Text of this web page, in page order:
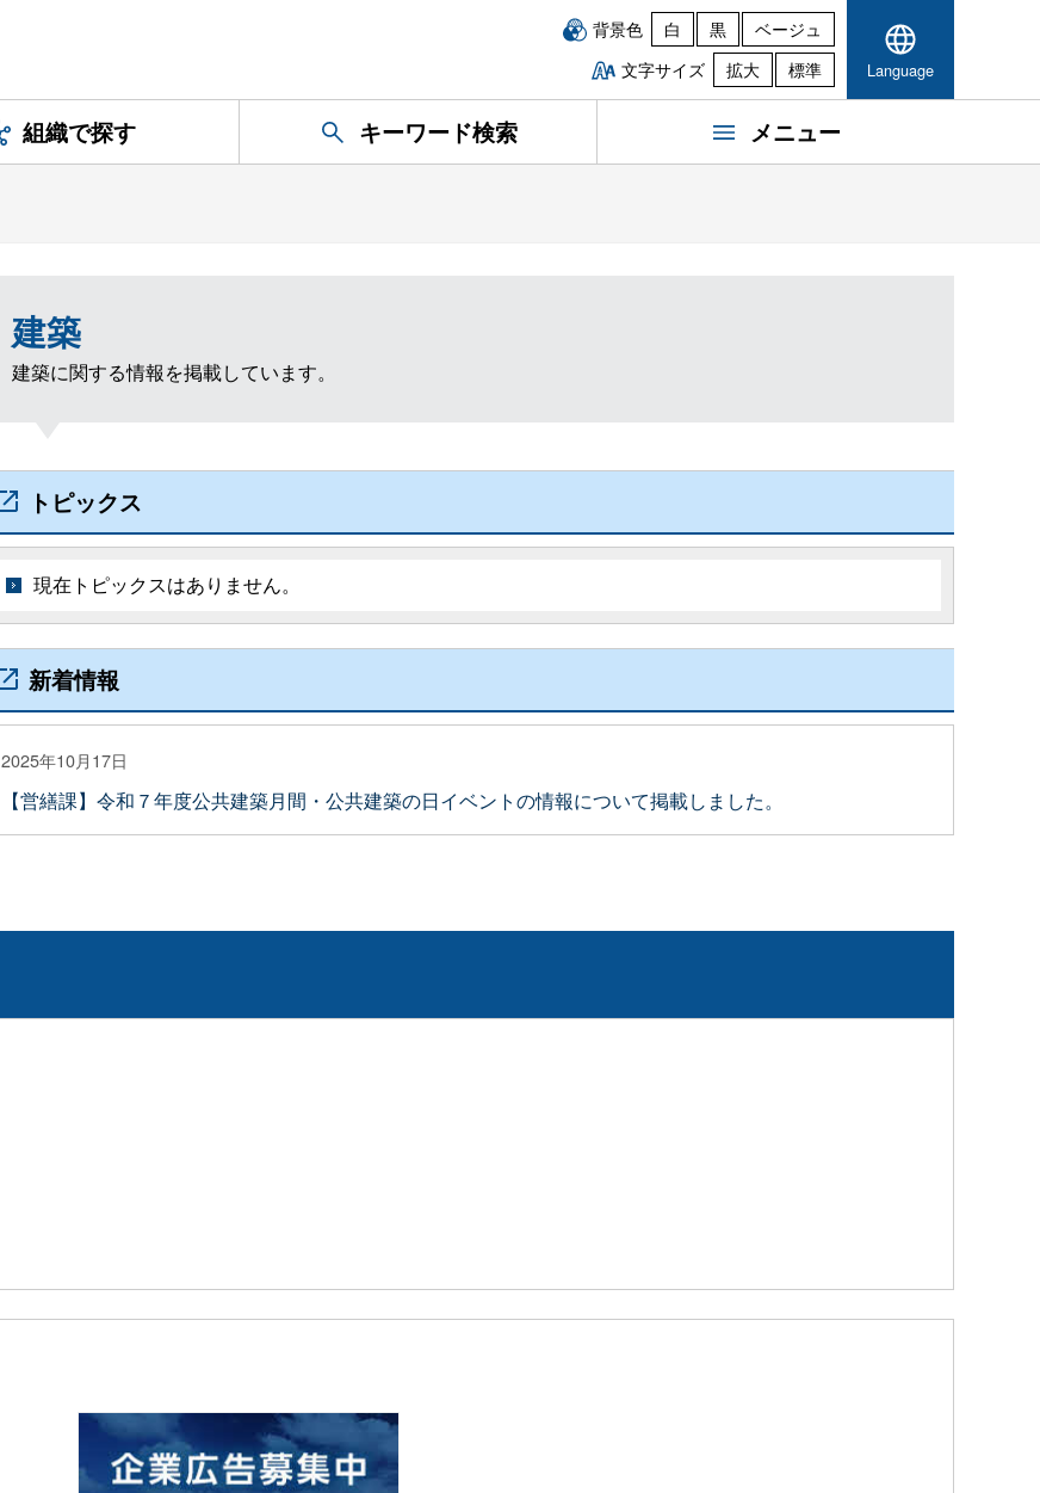
背景色 白 黒
ベージュ
文字サイズ
拡大 標準 Language
組織で探す キーワード検索 メニュー
建築
建築に関する情報を掲載しています。
トピックス
現在トピックスはありません。
新着情報
2025年10月17日
【営繕課】令和７年度公共建築月間・公共建築の日イベントの情報について掲載しました。